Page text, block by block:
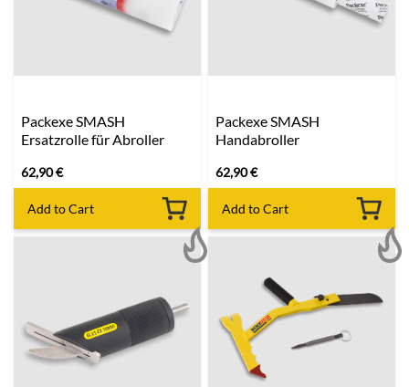
Packexe SMASH
Ersatzrolle für Abroller
62,90€
Add to Cart
Packexe SMASH
Handabroller
62,90€
Add to Cart